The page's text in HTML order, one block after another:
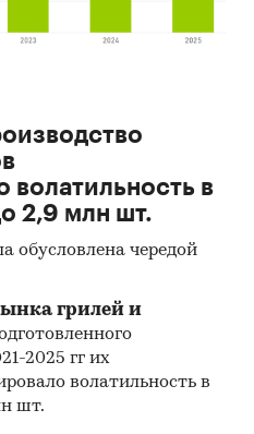
волатильность в
2,9 млн шт.
обусловлена чередой
грилей и
2025 гг их
волатильность в
шт.